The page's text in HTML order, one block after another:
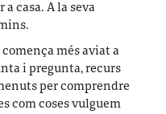
casa. A la seva
més aviat a
i pregunta, recurs
per comprendre
com coses vulguem